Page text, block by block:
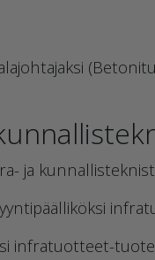
ja
infratuotteet-